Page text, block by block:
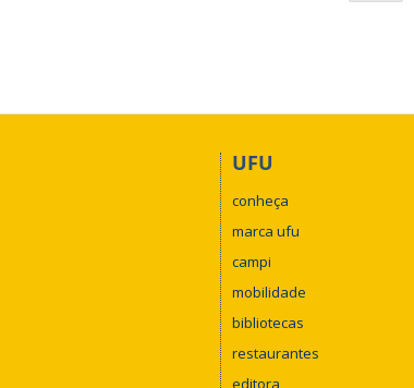
UFU
conheça
marca ufu
campi
mobilidade
bibliotecas
restaurantes
editora